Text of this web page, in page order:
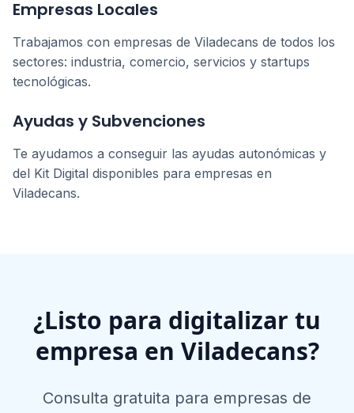
Empresas Locales
Trabajamos con empresas de Viladecans de todos los
sectores: industria, comercio, servicios y startups
tecnológicas.
Ayudas y Subvenciones
Te ayudamos a conseguir las ayudas autonómicas y
del Kit Digital disponibles para empresas en
Viladecans.
¿Listo para digitalizar tu
empresa en Viladecans?
Consulta gratuita para empresas de